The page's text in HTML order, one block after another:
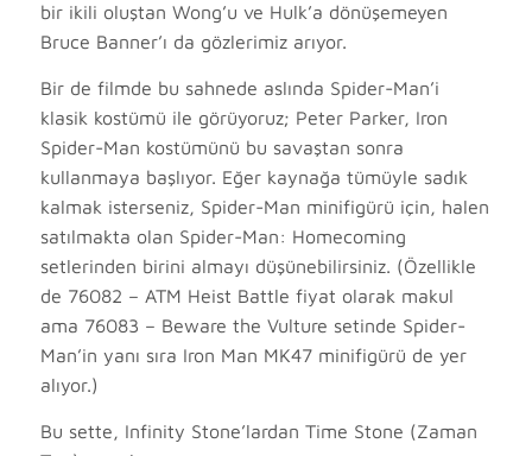
bir ikili oluştan Wong’u ve Hulk’a dönüşemeyen
Bruce Banner’ı da gözlerimiz arıyor.
Bir de filmde bu sahnede aslında Spider-Man’i
klasik kostümü ile görüyoruz; Peter Parker, Iron
Spider-Man kostümünü bu savaştan sonra
kullanmaya başlıyor. Eğer kaynağa tümüyle sadık
kalmak isterseniz, Spider-Man minifigürü için, halen
satılmakta olan Spider-Man: Homecoming
setlerinden birini almayı düşünebilirsiniz. (Özellikle
de 76082 – ATM Heist Battle fiyat olarak makul
ama 76083 – Beware the Vulture setinde Spider-
Man’in yanı sıra Iron Man MK47 minifigürü de yer
alıyor.)
Bu sette, Infinity Stone’lardan Time Stone (Zaman